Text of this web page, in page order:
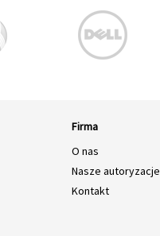
Firma
O nas
Nasze autoryzacje
Kontakt